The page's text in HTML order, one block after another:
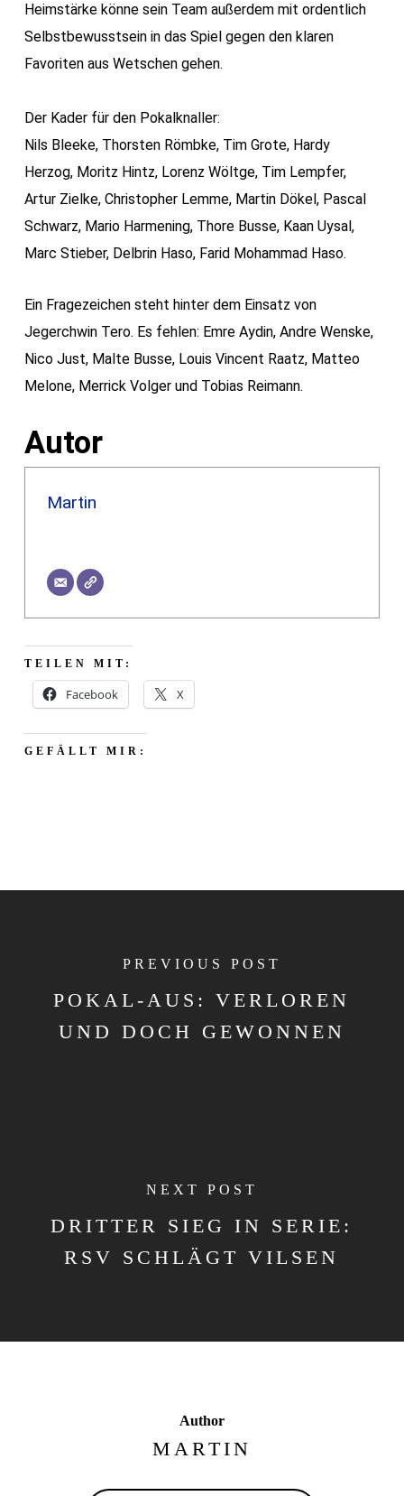
Heimstärke könne sein Team außerdem mit ordentlich
Selbstbewusstsein in das Spiel gegen den klaren
Favoriten aus Wetschen gehen.
Der Kader für den Pokalknaller:
Nils Bleeke, Thorsten Römbke, Tim Grote, Hardy
Herzog, Moritz Hintz, Lorenz Wöltge, Tim Lempfer,
Artur Zielke, Christopher Lemme, Martin Dökel, Pascal
Schwarz, Mario Harmening, Thore Busse, Kaan Uysal,
Marc Stieber, Delbrin Haso, Farid Mohammad Haso.
Ein Fragezeichen steht hinter dem Einsatz von
Jegerchwin Tero. Es fehlen: Emre Aydin, Andre Wenske,
Nico Just, Malte Busse, Louis Vincent Raatz, Matteo
Melone, Merrick Volger und Tobias Reimann.
Autor
Martin
TEILEN MIT:
Facebook X
GEFÄLLT MIR:
PREVIOUS POST
POKAL-AUS: VERLOREN
UND DOCH GEWONNEN
NEXT POST
DRITTER SIEG IN SERIE:
RSV SCHLÄGT VILSEN
Author
MARTIN